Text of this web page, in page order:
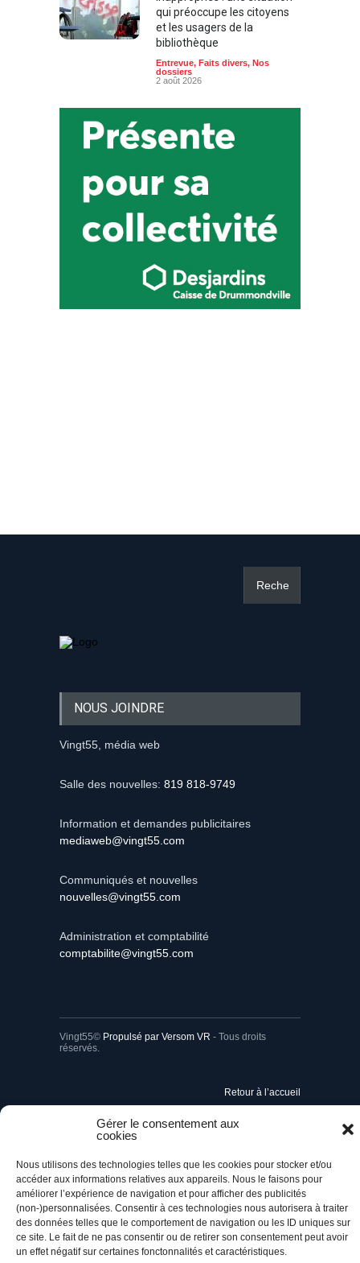
Gérer le consentement aux
cookies
Nous utilisons des technologies telles que les cookies pour stocker et/ou
accéder aux informations relatives aux appareils. Nous le faisons pour
améliorer l’expérience de navigation et pour afficher des publicités
(non-)personnalisées. Consentir à ces technologies nous autorisera à traiter
des données telles que le comportement de navigation ou les ID uniques sur
ce site. Le fait de ne pas consentir ou de retirer son consentement peut avoir
un effet négatif sur certaines fonctonnalités et caractéristiques.
qui préoccupe les citoyens
et les usagers de la
bibliothèque
Entrevue Faits divers
Nos
dossiers
2 août 2026
NOUS JOINDRE
Vingt55, média web
Salle des nouvelles: 819 818-9749
Information et demandes publicitaires
mediaweb@vingt55.com
Communiqués et nouvelles
nouvelles@vingt55.com
Administration et comptabilité
comptabilite@vingt55.com
Vingt55© Propulsé par Versom VR - Tous droits
réservés.
Retour à l’accueil